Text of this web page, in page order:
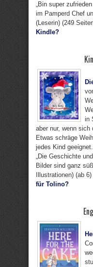
„Bin super
im Pamperd Chef
(Leserin) (249
Kindle?
in
aber nur, wenn sich
Etwas schräge
jedes Kind
„Die Geschichte
Bilder sind ganz
Illustrationen) (ab
für Tolino?